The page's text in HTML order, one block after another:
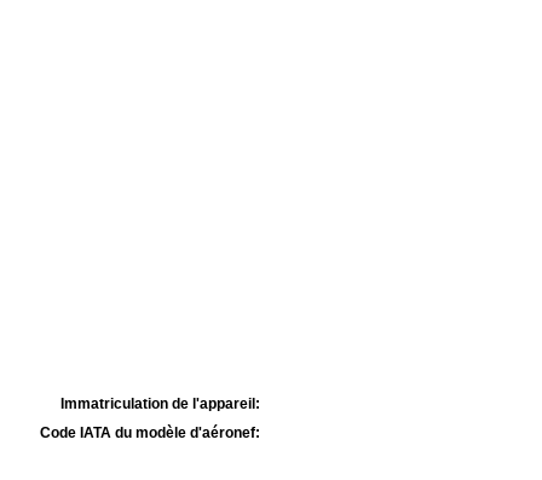
Immatriculation de l'appareil:
Code IATA du modèle d'aéronef: